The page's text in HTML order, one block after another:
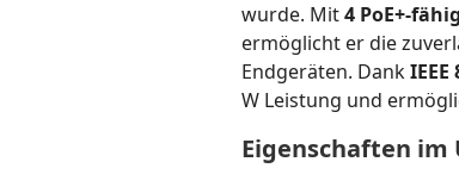
wurde. Mit4 PoE+-
ermöglicht er die
Endgeräten. Dank
W Leistung und
Eigenschaften im